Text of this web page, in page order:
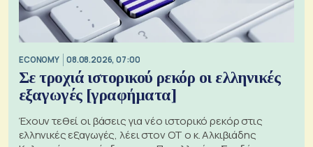
ECONOMY 08.08.2026, 07:00
Σε τροχιά ιστορικού ρεκόρ οι ελληνικές
εξαγωγές [γραφήματα]
Έχουν τεθεί οι βάσεις για νέο ιστορικό ρεκόρ στις
ελληνικές εξαγωγές, λέει στον ΟΤ ο κ. Αλκιβιάδης